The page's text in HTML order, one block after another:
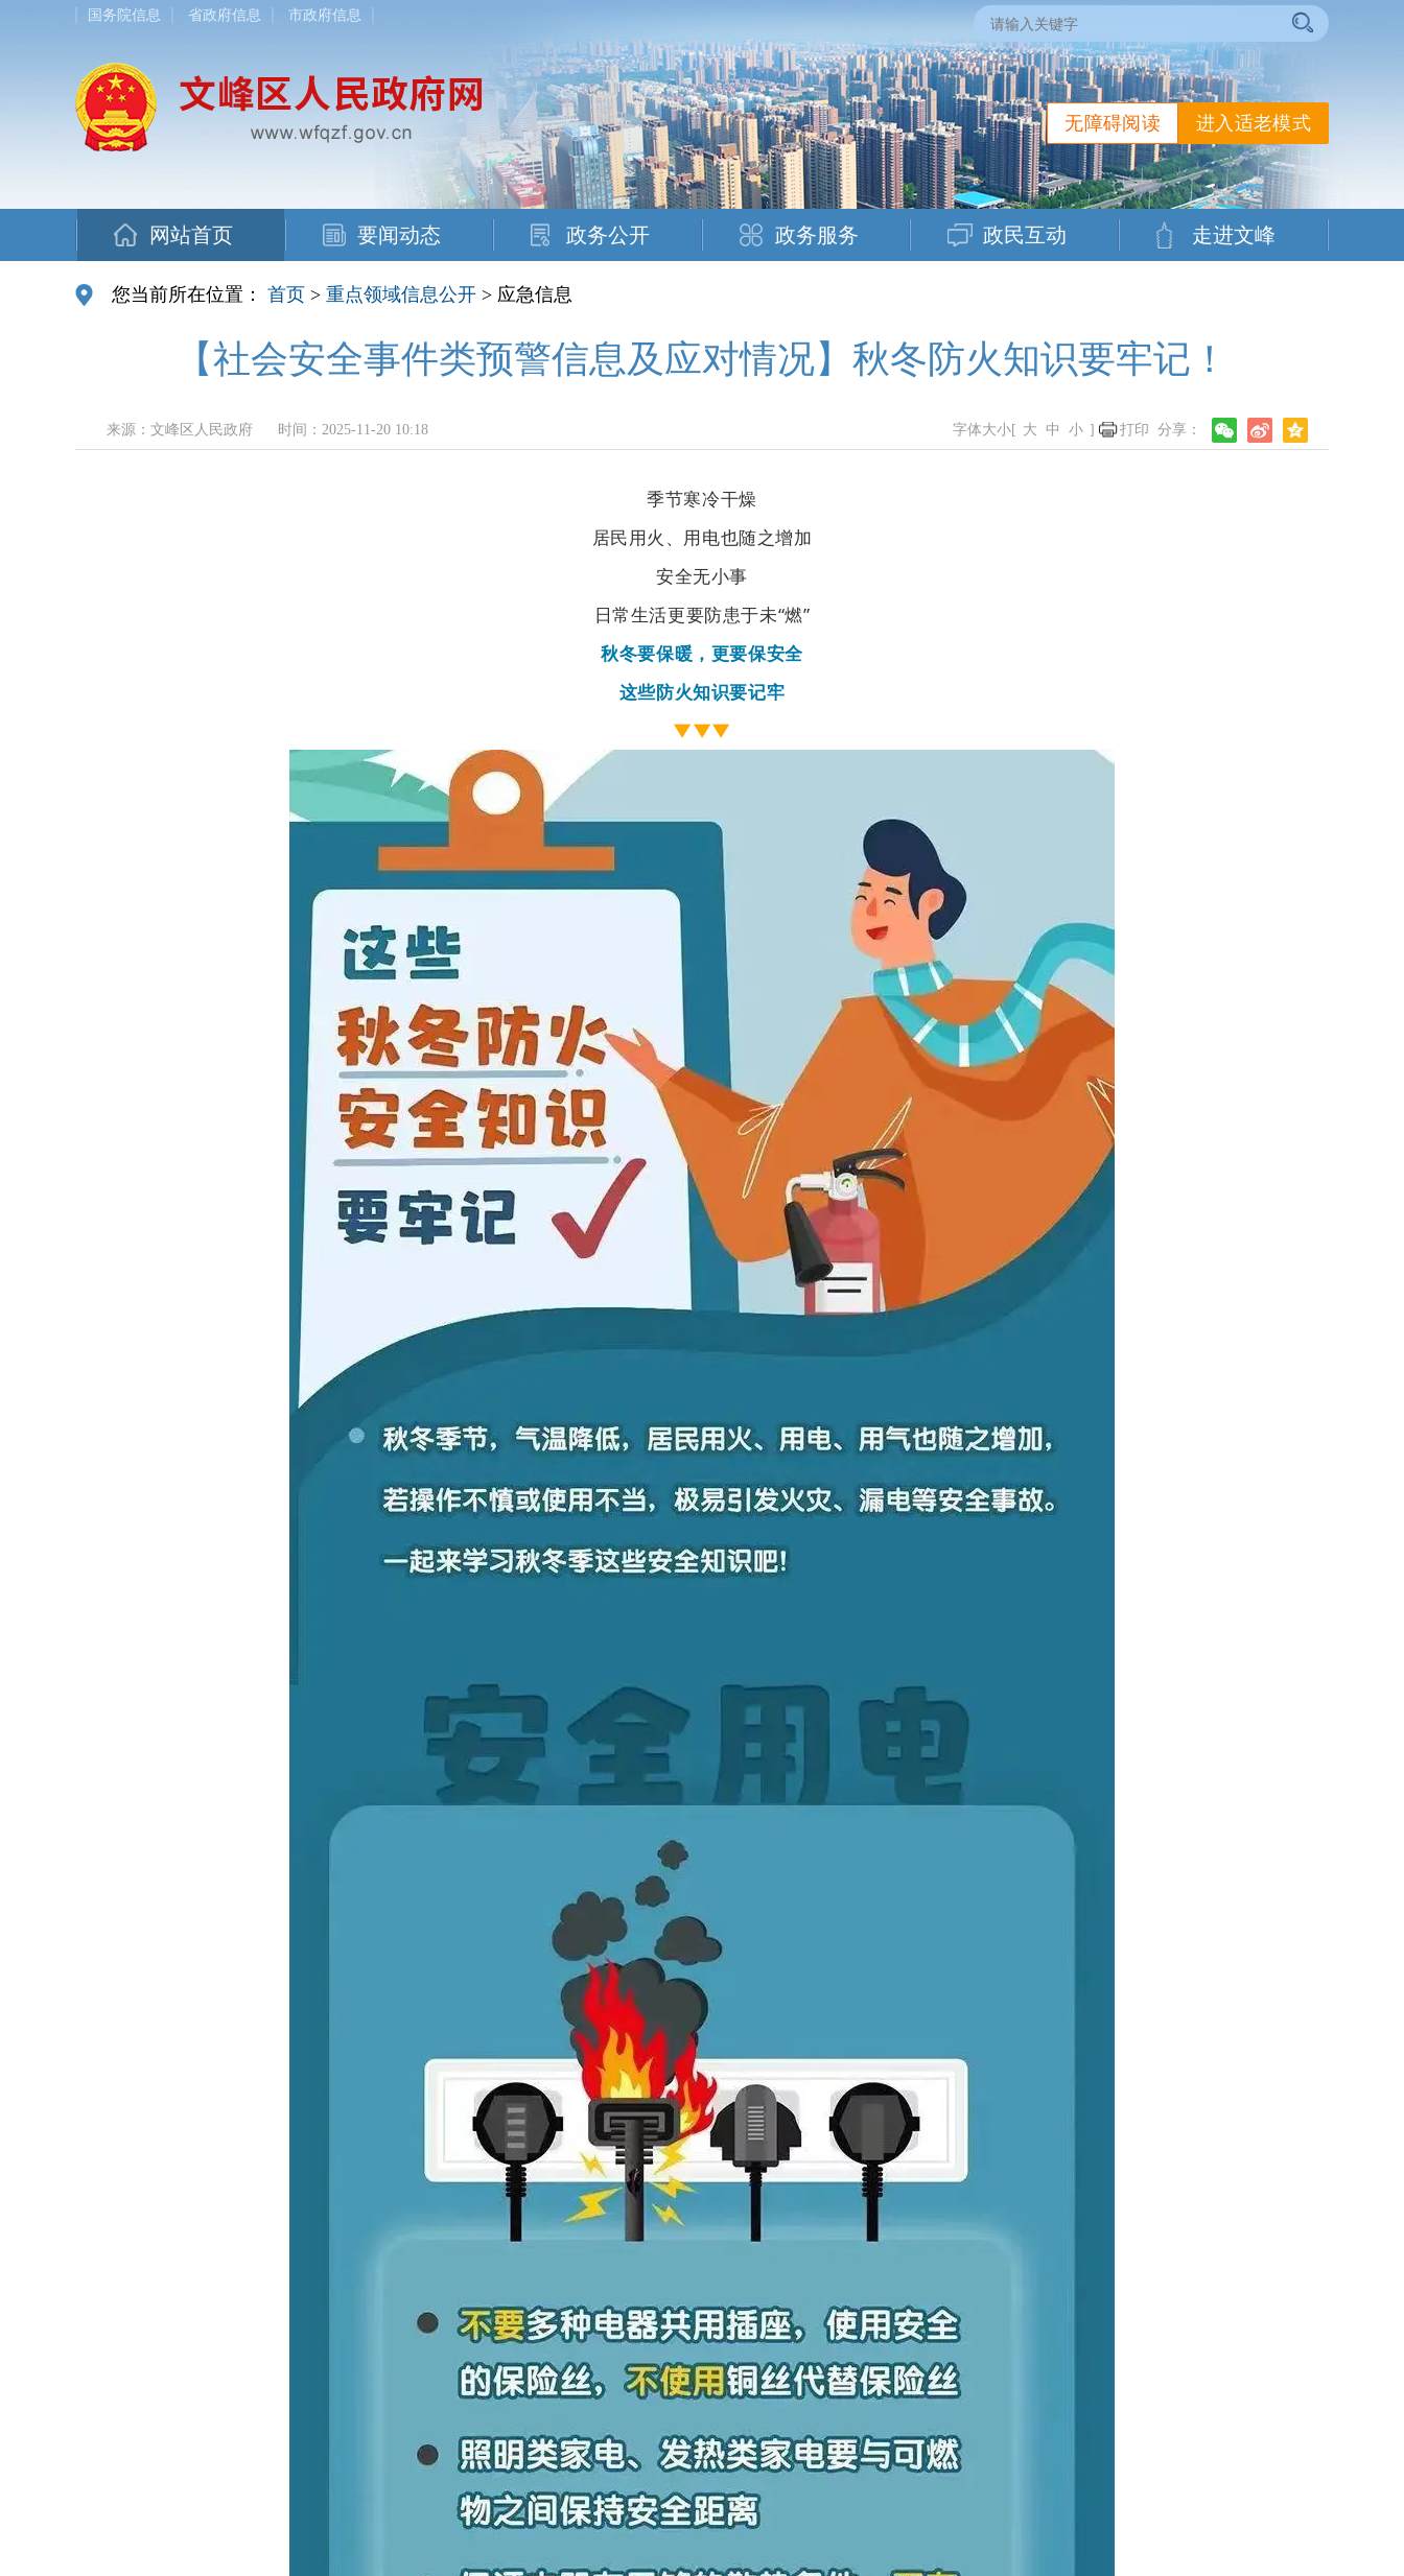
国务院信息 省政府信息 市政府信息
进入适老模式
无障碍阅读
网站首页 要闻动态 政务公开 政务服务 政民互动 走进文峰
您当前所在位置： 首页 > 重点领域信息公开 > 应急信息
【社会安全事件类预警信息及应对情况】秋冬防火知识要牢记！
来源：文峰区人民政府 时间：2025-11-20 10:18 字体大小[ 大 中 小 ] 打印 分享：
季节寒冷干燥
居民用火、用电也随之增加
安全无小事
日常生活更要防患于未“燃”
秋冬要保暖，更要保安全
这些防火知识要记牢
▼▼▼